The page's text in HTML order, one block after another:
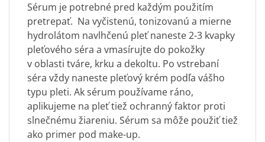
Sérum je potrebné pred každým použitím
pretrepať. Na vyčistenú, tonizovanú a mierne
hydrolátom navlhčenú pleť naneste 2-3 kvapky
pleťového séra a vmasírujte do pokožky
v oblasti tváre, krku a dekoltu. Po vstrebaní
séra vždy naneste pleťový krém podľa vášho
typu pleti. Ak sérum používame ráno,
aplikujeme na pleť tiež ochranný faktor proti
slnečnému žiareniu. Sérum sa môže použiť tiež
ako primer pod make-up.